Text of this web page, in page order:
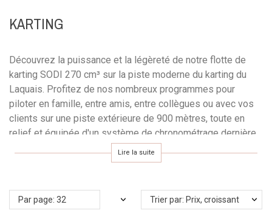
KARTING
Découvrez la puissance et la légèreté de notre flotte de
karting SODI 270 cm³ sur la piste moderne du karting du
Laquais. Profitez de nos nombreux programmes pour
piloter en famille, entre amis, entre collègues ou avec vos
clients sur une piste extérieure de 900 mètres, toute en
relief et équipée d'un système de chronométrage dernière
génération avec affichage des temps. Amusez-vous en
toute sécurité sous la surveillance des moniteurs BPJEPS
Faites votre choix entre les simples sessions
Lire la suite
Par page: 32 Trier par: Prix, croissant